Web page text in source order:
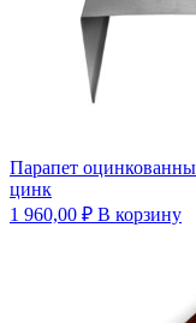
Парапет
цинк
1 960,00 ₽ В корзину